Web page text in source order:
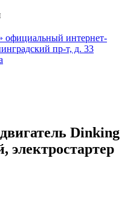
интернет-
пр-т, д. 33
Dinking
электростартер